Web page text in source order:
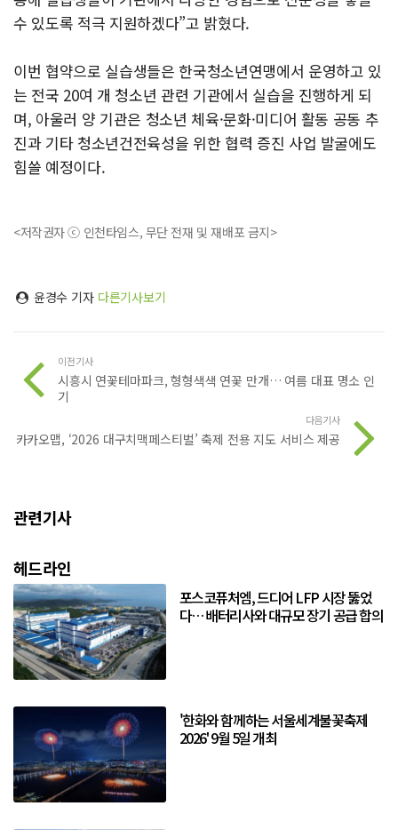
수 있도록 적극 지원하겠다”고 밝혔다.
이번 협약으로 실습생들은 한국청소년연맹에서 운영하고 있
는 전국 20여 개 청소년 관련 기관에서 실습을 진행하게 되
며, 아울러 양 기관은 청소년 체육·문화·미디어 활동 공동 추
진과 기타 청소년건전육성을 위한 협력 증진 사업 발굴에도
힘쓸 예정이다.
<저작권자 ⓒ 인천타임스, 무단 전재 및 재배포 금지>
윤경수 기자 다른기사보기
이전기사
시흥시 연꽃테마파크, 형형색색 연꽃 만개… 여름 대표 명소 인
기
다음기사
카카오맵, ‘2026 대구치맥페스티벌’ 축제 전용 지도 서비스 제공
관련기사
헤드라인
포스코퓨처엠, 드디어 LFP 시장 뚫었
다… 배터리사와 대규모 장기 공급 합의
'한화와 함께하는 서울세계불꽃축제
2026' 9월 5일 개최